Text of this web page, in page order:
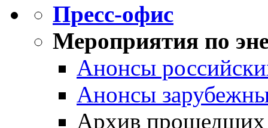
Пресс-офис
Мероприятия по
Анонсы
Анонсы
Архив прошедших